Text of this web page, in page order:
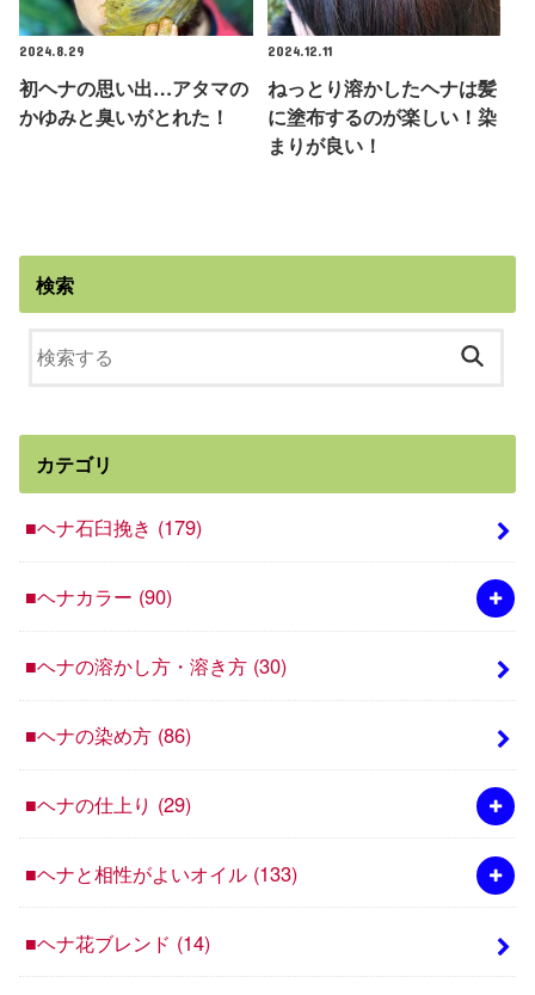
2024.8.29
初ヘナの思い出…アタマの
かゆみと臭いがとれた！
2024.12.11
ねっとり溶かしたヘナは髪
に塗布するのが楽しい！染
まりが良い！
検索
カテゴリ
■ヘナ石臼挽き (179)
■ヘナカラー (90)
■ヘナの溶かし方・溶き方 (30)
■ヘナの染め方 (86)
■ヘナの仕上り (29)
■ヘナと相性がよいオイル (133)
■ヘナ花ブレンド (14)